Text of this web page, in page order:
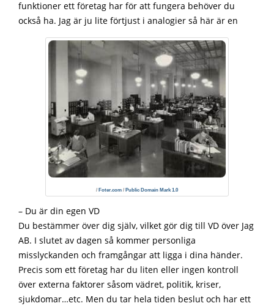
funktioner ett företag har för att fungera behöver du
också ha. Jag är ju lite förtjust i analogier så här är en
/ Foter.com / Public Domain Mark 1.0
– Du är din egen VD
Du bestämmer över dig själv, vilket gör dig till VD över Jag
AB. I slutet av dagen så kommer personliga
misslyckanden och framgångar att ligga i dina händer.
Precis som ett företag har du liten eller ingen kontroll
över externa faktorer såsom vädret, politik, kriser,
sjukdomar…etc. Men du tar hela tiden beslut och har ett